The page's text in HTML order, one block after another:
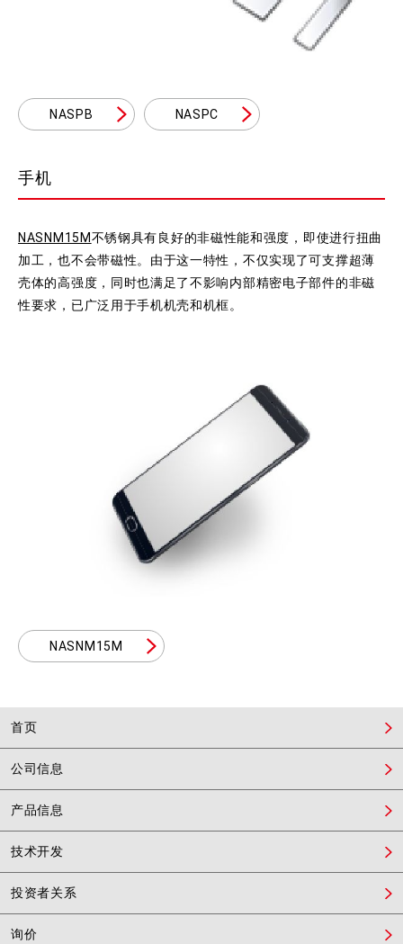
NASPB NASPC
手机
NASNM15M不锈钢具有良好的非磁性能和强度，即使进行扭曲
加工，也不会带磁性。由于这一特性，不仅实现了可支撑超薄
壳体的高强度，同时也满足了不影响内部精密电子部件的非磁
性要求，已广泛用于手机机壳和机框。
NASNM15M
首页
公司信息
产品信息
技术开发
投资者关系
询价